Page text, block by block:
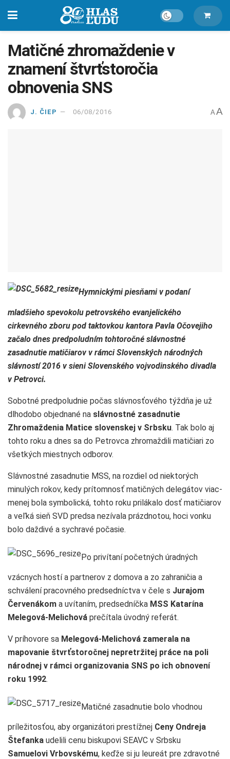
Matičné zhromaždenie v
znamení štvrťstoročia
obnovenia SNS
J. ČIEP 06/08/2016 A A
Hymnickými piesňami v podaní
mladšieho spevokolu petrovského evanjelického
cirkevného zboru pod taktovkou kantora Pavla Očovejiho
začalo dnes predpoludním tohtoročné slávnostné
zasadnutie matičiarov v rámci Slovenských národných
slávností 2016 v sieni Slovenského vojvodinského divadla
v Petrovci.
Sobotné predpoludnie počas slávnosťového týždňa je už
dlhodobo objednané na slávnostné zasadnutie
Zhromaždenia Matice slovenskej v Srbsku. Tak bolo aj
tohto roku a dnes sa do Petrovca zhromaždili matičiari zo
všetkých miestnych odborov.
Slávnostné zasadnutie MSS, na rozdiel od niektorých
minulých rokov, kedy prítomnosť matičných delegátov viac-
menej bola symbolická, tohto roku prilákalo dosť matičiarov
a veľká sieň SVD predsa nezívala prázdnotou, hoci vonku
bolo daždivé a sychravé počasie.
Po privítaní početných úradných
vzácnych hostí a partnerov z domova a zo zahraničia a
schválení pracovného predsedníctva v čele s Jurajom
Červenákom a uvítaním, predsedníčka MSS Katarína
Melegová-Melichová prečítala úvodný referát.
V príhovore sa Melegová-Melichová zamerala na
mapovanie štvrťstoročnej nepretržitej práce na poli
národnej v rámci organizovania SNS po ich obnovení
roku 1992.
Matičné zasadnutie bolo vhodnou
príležitosťou, aby organizátori prestížnej Ceny Ondreja
Štefanka udelili cenu biskupovi SEAVC v Srbsku
Samuelovi Vrbovskému, keďže si ju leureát pre zdravotné